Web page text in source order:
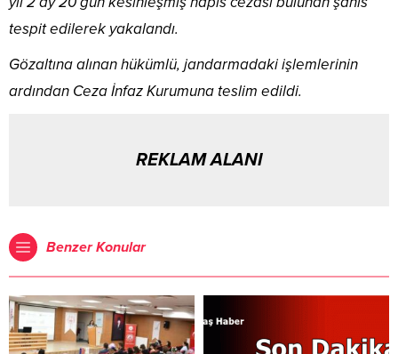
tespit edilerek yakalandı.
Gözaltına alınan hükümlü, jandarmadaki işlemlerinin
ardından Ceza İnfaz Kurumuna teslim edildi.
REKLAM ALANI
Benzer Konular